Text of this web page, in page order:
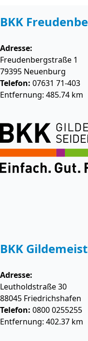
BKK
Adresse:
Freudenbergstraße 1
79395 Neuenburg
Telefon: 07631 71-403
Entfernung: 485.74 km
BKK
Adresse:
Leutholdstraße 30
88045 Friedrichshafen
Telefon: 0800 0255255
Entfernung: 402.37 km